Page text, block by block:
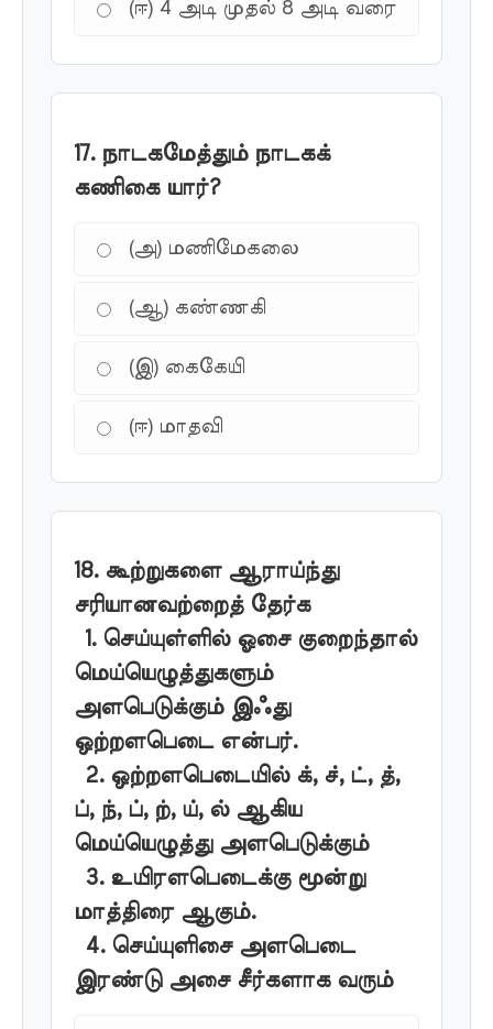
(ஈ) 4 அடி முதல் 8 அடி வரை
17. நாடகமேத்தும் நாடகக்
கணிகை யார்?
(அ) மணிமேகலை
(ஆ) கண்ணகி
(இ) கைகேயி
(ஈ) மாதவி
18. கூற்றுகளை ஆராய்ந்து
சரியானவற்றைத் தேர்க
1. செய்யுள்ளில் ஓசை குறைந்தால்
மெய்யெழுத்துகளும்
அளபெடுக்கும் இஃது
ஒற்றளபெடை என்பர்.
2. ஒற்றளபெடையில் க், ச், ட், த்,
ப், ந், ப், ற், ய், ல் ஆகிய
மெய்யெழுத்து அளபெடுக்கும்
3. உயிரளபெடைக்கு மூன்று
மாத்திரை ஆகும்.
4. செய்யுளிசை அளபெடை
இரண்டு அசை சீர்களாக வரும்